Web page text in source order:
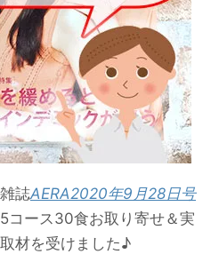
誌AERA2020年9月28日号
コース30食お取り寄せ＆実
材を受けました♪